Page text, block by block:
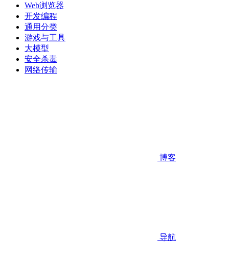
Web浏览器
开发编程
通用分类
游戏与工具
大模型
安全杀毒
网络传输
博客
导航